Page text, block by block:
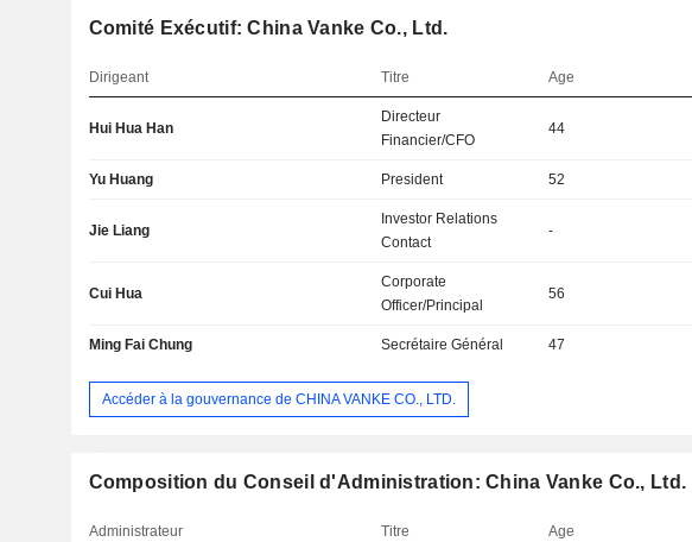
Comité Exécutif: China Vanke Co., Ltd.
Dirigeant Titre Age
Hui Hua Han
Directeur
Financier/CFO
44
Yu Huang President 52
Jie Liang
Investor Relations
Contact
-
Cui Hua
Corporate
Officer/Principal
56
Ming Fai Chung Secrétaire Général 47
Accéder à la gouvernance de CHINA VANKE CO., LTD.
Composition du Conseil d'Administration: China Vanke Co., Ltd.
Administrateur Titre Age